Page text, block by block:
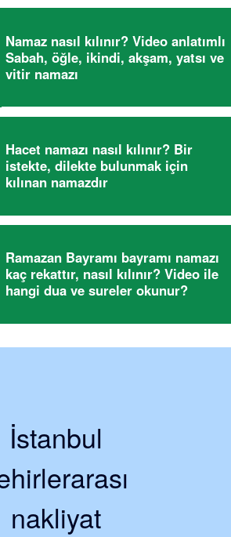
Namaz nasıl kılınır? Video anlatımlı
Sabah, öğle, ikindi, akşam, yatsı ve
vitir namazı
Hacet namazı nasıl kılınır? Bir
istekte, dilekte bulunmak için
kılınan namazdır
Ramazan Bayramı bayramı namazı
kaç rekattır, nasıl kılınır? Video ile
hangi dua ve sureler okunur?
İstanbul
nakliyat